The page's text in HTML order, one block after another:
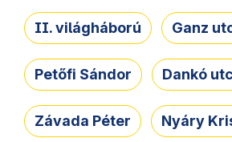
II. világháború Ganz
Petőfi Sándor Dankó
Závada Péter Nyáry